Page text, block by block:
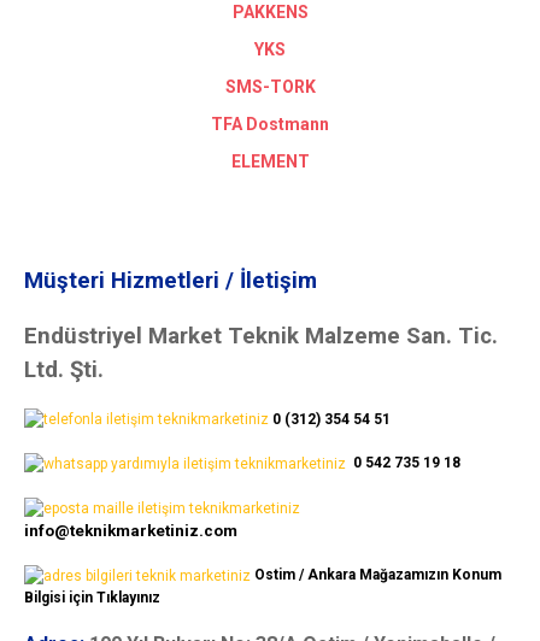
PAKKENS
YKS
SMS-TORK
TFA Dostmann
ELEMENT
Müşteri Hizmetleri / İletişim
Endüstriyel Market Teknik Malzeme San. Tic.
Ltd. Şti.
0 (312) 354 54 51
0 542 735 19 18
info@teknikmarketiniz.com
Ostim / Ankara Mağazamızın Konum
Bilgisi için Tıklayınız